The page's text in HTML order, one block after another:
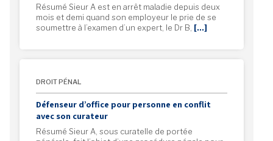
Résumé Sieur A est en arrêt maladie depuis deux
mois et demi quand son employeur le prie de se
soumettre à l’examen d’un expert, le Dr B, […]
DROIT PÉNAL
Défenseur d’office pour personne en conflit
avec son curateur
Résumé Sieur A, sous curatelle de portée